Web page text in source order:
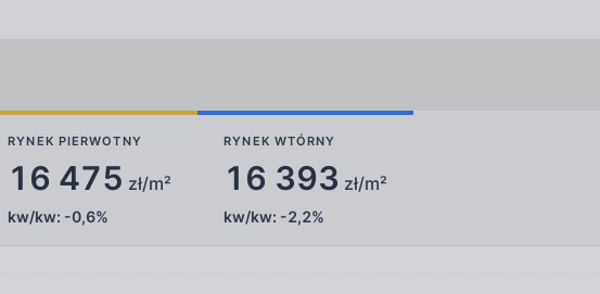
RYNEK PIERWOTNY
16 475 zł/m²
kw/kw: -0,6%
RYNEK WTÓRNY
16 393 zł/m²
kw/kw: -2,2%